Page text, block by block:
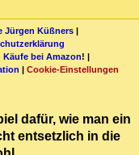
Jürgen Küßners |
Käufe bei Amazon! |
| Cookie-Einstellungen
dafür, wie man ein
entsetzlich in die